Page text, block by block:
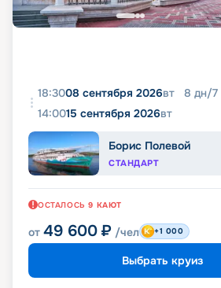
18:3008 сентября 2026вт 8 дн/7
14:0015 сентября 2026вт
Борис Полевой
СТАНДАРТ
ОСТАЛОСЬ 9 КАЮТ
от 49 600 ₽ /чел +1 000
Выбрать круиз